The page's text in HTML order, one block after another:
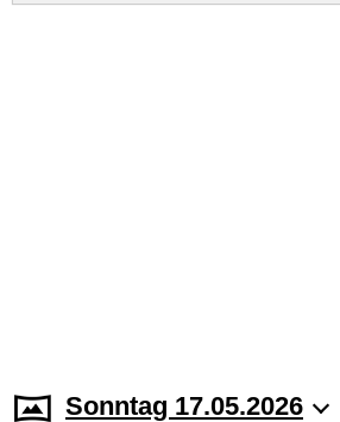
Sonntag 17.05.2026